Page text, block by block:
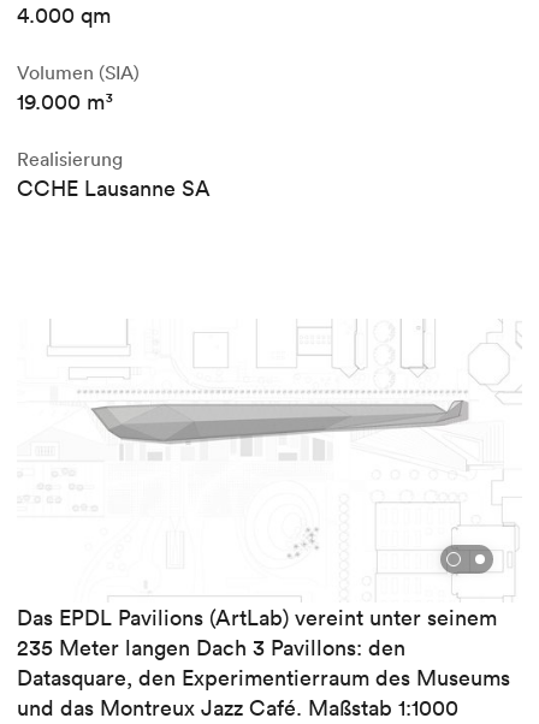
4.000 qm
Volumen (SIA)
19.000 m³
Realisierung
CCHE Lausanne SA
Das EPDL Pavilions (ArtLab) vereint unter seinem
235 Meter langen Dach 3 Pavillons: den
Datasquare, den Experimentierraum des Museums
und das Montreux Jazz Café. Maßstab 1:1000